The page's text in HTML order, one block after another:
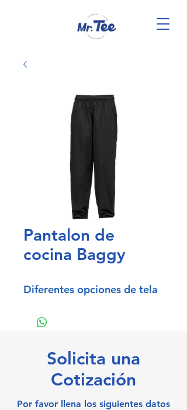
Pantalon de
cocina Baggy
Diferentes opciones de tela
Solicita una
Cotización
Por favor llena los siguientes datos